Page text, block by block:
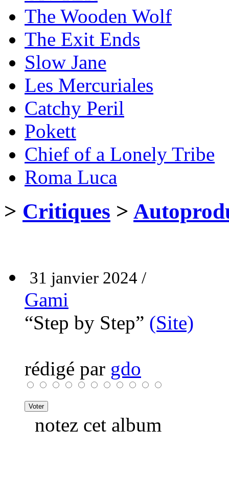
The Wooden Wolf
The Exit Ends
Slow Jane
Les Mercuriales
Catchy Peril
Pokett
Chief of a Lonely Tribe
Roma Luca
> Critiques >
31 janvier 2024 /
Gami
“Step by Step” (Site)
rédigé par gdo
notez cet album